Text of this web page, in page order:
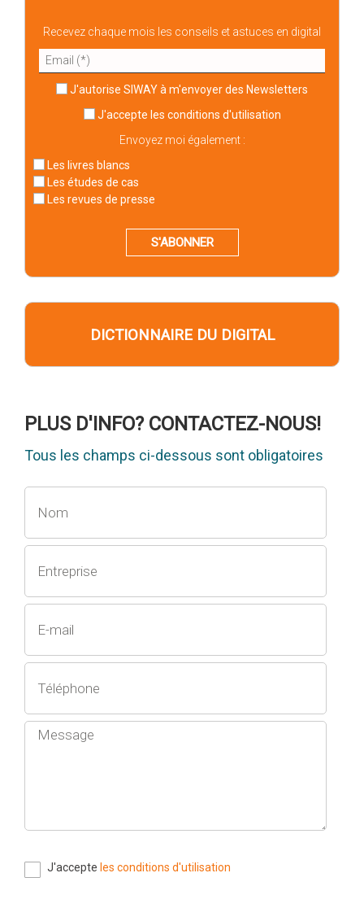
Recevez chaque mois les conseils et astuces en digital
J'autorise SIWAY à m'envoyer des Newsletters
J'accepte les conditions d'utilisation
Envoyez moi également :
Les livres blancs
Les études de cas
Les revues de presse
S'ABONNER
DICTIONNAIRE DU DIGITAL
PLUS D'INFO? CONTACTEZ-NOUS!
Tous les champs ci-dessous sont obligatoires
J'accepte les conditions d'utilisation